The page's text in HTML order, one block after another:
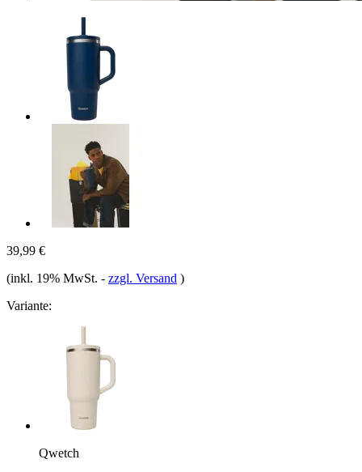
39,99 €
(inkl. 19% MwSt. - zzgl. Versand )
Variante:
Qwetch